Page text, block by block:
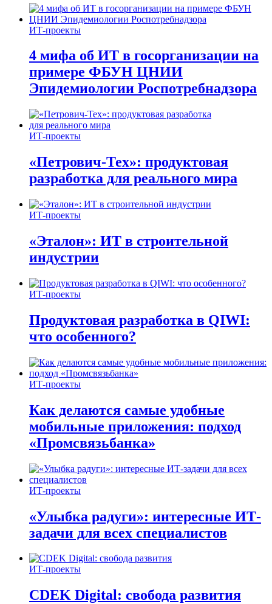
ИТ-проекты
4 мифа об ИТ в госорганизации на
примере ФБУН ЦНИИ
Эпидемиологии Роспотребнадзора
ИТ-проекты
«Петрович-Тех»: продуктовая
разработка для реального мира
ИТ-проекты
«Эталон»: ИТ в строительной
индустрии
ИТ-проекты
Продуктовая разработка в QIWI:
что особенного?
ИТ-проекты
Как делаются самые удобные
мобильные приложения: подход
«Промсвязьбанка»
ИТ-проекты
«Улыбка радуги»: интересные ИТ-
задачи для всех специалистов
ИТ-проекты
CDEK Digital: свобода развития